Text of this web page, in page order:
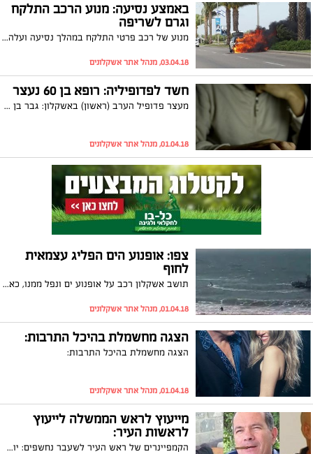
באמצע נסיעה: מנוע הרכב התלקח
וגרם לשריפה
מנוע של רכב פרטי התלקח במהלך נסיעה ועלה באש. בעקבות השריפה, עצי דקל הובערו גם כן אך למרבה המזל האירוע הסתיים ללא נפגעים
03.04.18, מנהל אתר אשקלונים
חשד לפדופיליה: רופא בן 60 נעצר
מעצר פדופיל הערב (ראשון) באשקלון: גבר בן 60 מצפון הארץ הגיע כדי להיפגש עם נער כבן 15 מאשקלון. הוא נעצר מיד, אלא שאז התברר כי המצב חמור עוד יותר, שכן מדובר ברופא ילדים
01.04.18, מנהל אתר אשקלונים
צפו: אופנוע הים הפליג עצמאית
לחוף
תושב אשקלון רכב על אופנוע ים ונפל ממנו, כאשר האופנוע המשיך בשיט עצמאי לעבר החוף. השיטור הימי הגיע במהרה למקום, משה את הרוכב והדמים את מנוע האופנוע
01.04.18, מנהל אתר אשקלונים
הצגה מחשמלת בהיכל התרבות:
הצגה מחשמלת בהיכל התרבות:
01.04.18, מנהל אתר אשקלונים
מייעוץ לראש הממשלה לייעוץ
לראשות העיר:
הקמפיינרים של ראש העיר לשעבר נחשפים: יועצי ראש הממשלה ואסטרטג יחברו לקמפיין רוני מהצרי